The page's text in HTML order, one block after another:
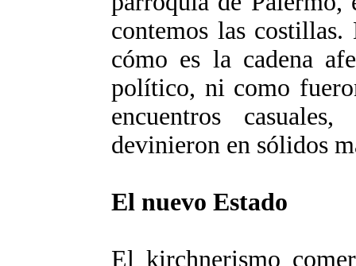
contemos las
cómo es la cadena
político, ni como
encuentros
devinieron en sólidos
El nuevo Estado
El kirchnerismo